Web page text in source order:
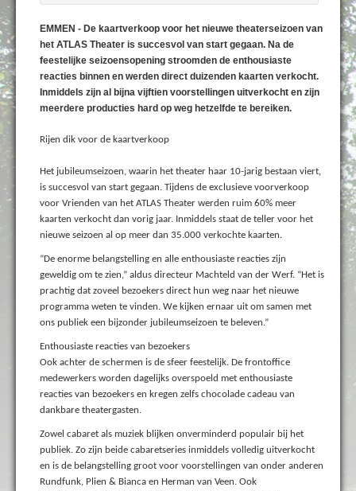
EMMEN - De kaartverkoop voor het nieuwe theaterseizoen van
het ATLAS Theater is succesvol van start gegaan. Na de
feestelijke seizoensopening stroomden de enthousiaste
reacties binnen en werden direct duizenden kaarten verkocht.
Inmiddels zijn al bijna vijftien voorstellingen uitverkocht en zijn
meerdere producties hard op weg hetzelfde te bereiken.
Rijen dik voor de kaartverkoop
Het jubileumseizoen, waarin het theater haar 10-jarig bestaan viert,
is succesvol van start gegaan. Tijdens de exclusieve voorverkoop
voor Vrienden van het ATLAS Theater werden ruim 60% meer
kaarten verkocht dan vorig jaar. Inmiddels staat de teller voor het
nieuwe seizoen al op meer dan 35.000 verkochte kaarten.
“De enorme belangstelling en alle enthousiaste reacties zijn
geweldig om te zien,” aldus directeur Machteld van der Werf. “Het is
prachtig dat zoveel bezoekers direct hun weg naar het nieuwe
programma weten te vinden. We kijken ernaar uit om samen met
ons publiek een bijzonder jubileumseizoen te beleven.”
Enthousiaste reacties van bezoekers
Ook achter de schermen is de sfeer feestelijk. De frontoffice
medewerkers worden dagelijks overspoeld met enthousiaste
reacties van bezoekers en kregen zelfs chocolade cadeau van
dankbare theatergasten.
Zowel cabaret als muziek blijken onverminderd populair bij het
publiek. Zo zijn beide cabaretseries inmiddels volledig uitverkocht
en is de belangstelling groot voor voorstellingen van onder anderen
Rundfunk, Plien & Bianca en Herman van Veen. Ook